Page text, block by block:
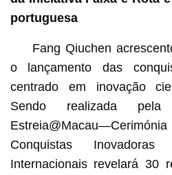
portuguesa
Fang Qiuchen
o lançamento das
centrado em inovação
Sendo realizada
Conquistas Inovadoras
Internacionais revelará 30